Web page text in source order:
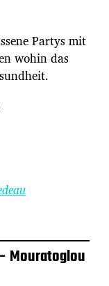
Partys mit
wohin das
Mouratoglou